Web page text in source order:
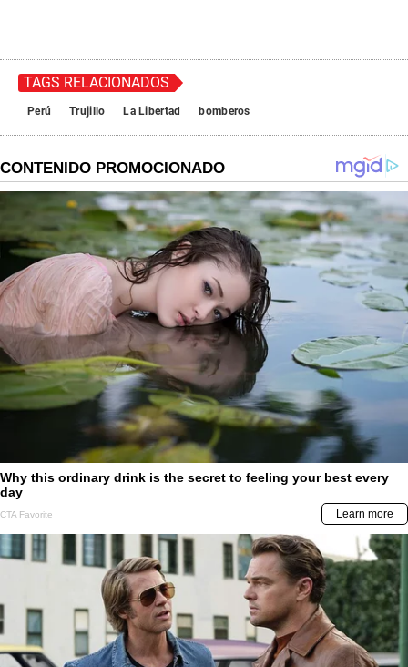
TAGS RELACIONADOS
Perú Trujillo La Libertad bomberos